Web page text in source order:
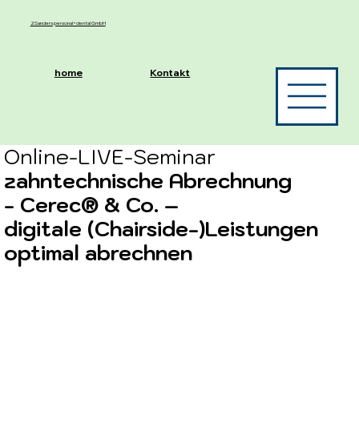
2Sanders personal+dental GmbH
Kontakt
home
Online-LIVE-Seminar
zahntechnische Abrechnung
- Cerec® & Co. –
digitale (Chairside-)Leistungen
optimal abrechnen